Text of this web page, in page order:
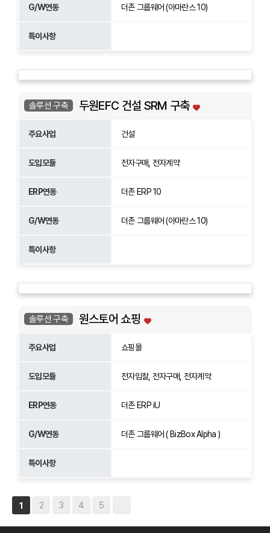
G/W연동 더존 그룹웨어 (아마란스 10)
특이사항
솔루션 구축 두원EFC 건설 SRM 구축
주요사업 건설
도입모듈 전자구매, 전자계약
ERP연동 더존 ERP 10
G/W연동 더존 그룹웨어 (아마란스 10)
특이사항
솔루션 구축 원스토어 쇼핑
주요사업 쇼핑몰
도입모듈 전자입찰, 전자구매, 전자계약
ERP연동 더존 ERP iU
G/W연동 더존 그룹웨어 ( BizBox Alpha )
특이사항
1 2 3 4 5
사이트 정보